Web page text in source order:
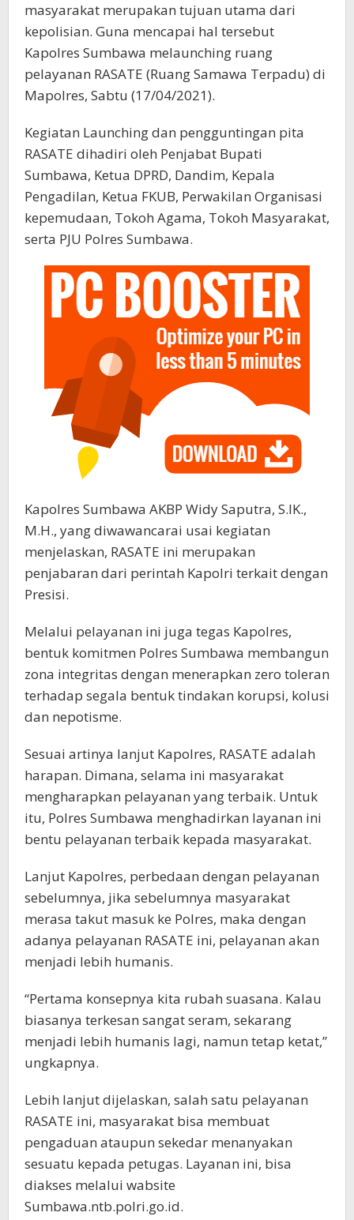
masyarakat merupakan tujuan utama dari
kepolisian. Guna mencapai hal tersebut
Kapolres Sumbawa melaunching ruang
pelayanan RASATE (Ruang Samawa Terpadu) di
Mapolres, Sabtu (17/04/2021).
Kegiatan Launching dan pengguntingan pita
RASATE dihadiri oleh Penjabat Bupati
Sumbawa, Ketua DPRD, Dandim, Kepala
Pengadilan, Ketua FKUB, Perwakilan Organisasi
kepemudaan, Tokoh Agama, Tokoh Masyarakat,
serta PJU Polres Sumbawa.
Kapolres Sumbawa AKBP Widy Saputra, S.IK.,
M.H., yang diwawancarai usai kegiatan
menjelaskan, RASATE ini merupakan
penjabaran dari perintah Kapolri terkait dengan
Presisi.
Melalui pelayanan ini juga tegas Kapolres,
bentuk komitmen Polres Sumbawa membangun
zona integritas dengan menerapkan zero toleran
terhadap segala bentuk tindakan korupsi, kolusi
dan nepotisme.
Sesuai artinya lanjut Kapolres, RASATE adalah
harapan. Dimana, selama ini masyarakat
mengharapkan pelayanan yang terbaik. Untuk
itu, Polres Sumbawa menghadirkan layanan ini
bentu pelayanan terbaik kepada masyarakat.
Lanjut Kapolres, perbedaan dengan pelayanan
sebelumnya, jika sebelumnya masyarakat
merasa takut masuk ke Polres, maka dengan
adanya pelayanan RASATE ini, pelayanan akan
menjadi lebih humanis.
“Pertama konsepnya kita rubah suasana. Kalau
biasanya terkesan sangat seram, sekarang
menjadi lebih humanis lagi, namun tetap ketat,”
ungkapnya.
Lebih lanjut dijelaskan, salah satu pelayanan
RASATE ini, masyarakat bisa membuat
pengaduan ataupun sekedar menanyakan
sesuatu kepada petugas. Layanan ini, bisa
diakses melalui wabsite
Sumbawa.ntb.polri.go.id.